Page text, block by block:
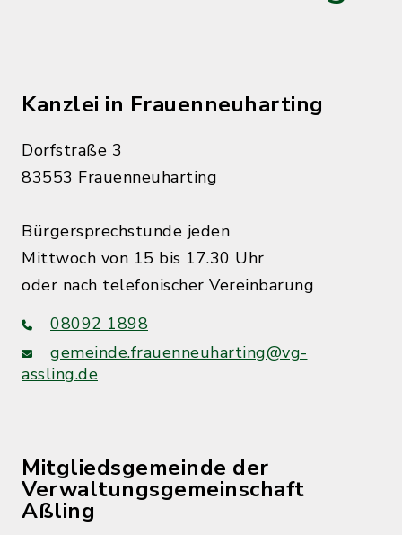
Kanzlei in Frauenneuharting
Dorfstraße 3
83553 Frauenneuharting
Bürgersprechstunde jeden
Mittwoch von 15 bis 17.30 Uhr
oder nach telefonischer Vereinbarung
08092 1898
gemeinde.frauenneuharting@vg-
assling.de
Mitgliedsgemeinde der
Verwaltungsgemeinschaft
Aßling